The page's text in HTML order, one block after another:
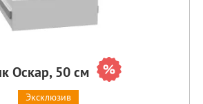
Оскар, 50 см
Эксклюзив